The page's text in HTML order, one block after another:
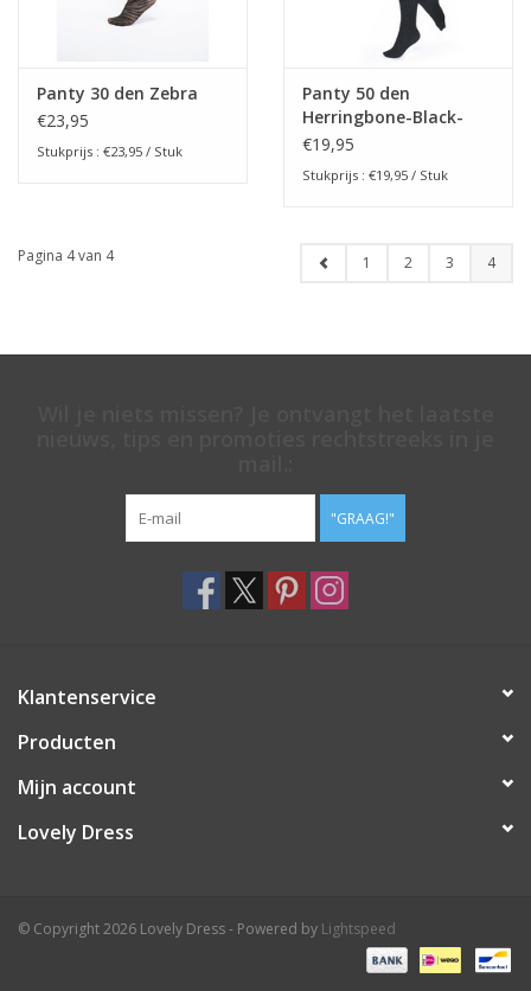
Panty 30 den Zebra
€23,95
Stukprijs : €23,95 / Stuk
Panty 50 den
Herringbone-Black-
Slate
€19,95
Stukprijs : €19,95 / Stuk
Pagina 4 van 4 1 2 3 4
"GRAAG!"
Klantenservice
Producten
Mijn account
Lovely Dress
© Copyright 2026 Lovely Dress - Powered by Lightspeed